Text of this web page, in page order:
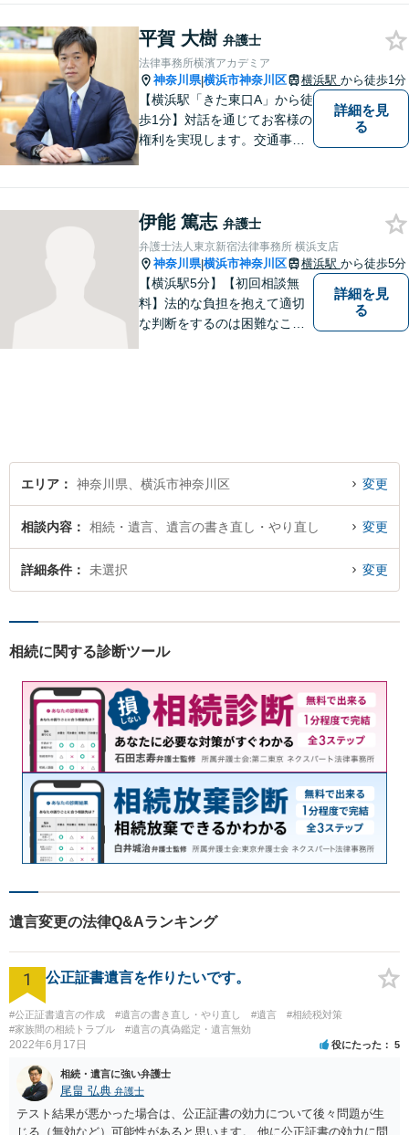
平賀 大樹 弁護士
法律事務所横濱アカデミア
神奈川県|横浜市神奈川区 横浜駅 から徒歩1分
【横浜駅「きた東口A」から徒
歩1分】対話を通じてお客様の
権利を実現します。交通事故
ば、遠慮なくご相談くださ
い。【休日・夜間対応OK】
詳細を見
る
伊能 篤志 弁護士
弁護士法人東京新宿法律事務所 横浜支店
神奈川県|横浜市神奈川区 横浜駅 から徒歩5分
【横浜駅5分】【初回相談無
料】法的な負担を抱えて適切
な判断をするのは困難なこと
い。
詳細を見
る
エリア 神奈川県、横浜市神奈川区 変更
相談内容 相続・遺言、遺言の書き直し・やり直し 変更
詳細条件 未選択 変更
相続に関する診断ツール
遺言変更の法律Q&Aランキング
1 公正証書遺言を作りたいです。
#公正証書遺言の作成 #遺言の書き直し・やり直し #遺言
#相続税対策
#家族間の相続トラブル
#遺言の真偽鑑定・遺言無効
2022年6月17日 役にたった 5
相続・遺言に強い弁護士
尾畠 弘典 弁護士
テスト結果が悪かった場合は、公正証書の効力について後々問題が生
じる（無効など）可能性があると思います。 他に公正証書の効力に問